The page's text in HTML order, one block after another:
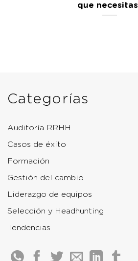
que
Categorías
Auditoría RRHH
Casos de éxito
Formación
Gestión del cambio
Liderazgo de equipos
Selección y Headhunting
Tendencias